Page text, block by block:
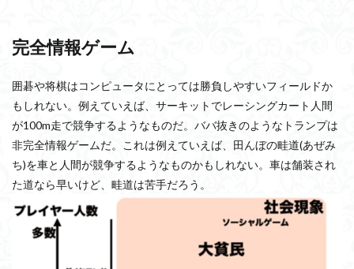
完全情報ゲーム
囲碁や将棋はコンピュータにとっては勝負しやすいフィールドか
もしれない。例えていえば、サーキットでレーシングカート人間
が100m走で競争するようなものだ。ババ抜きのようなトランプは
非完全情報ゲームだ。これは例えていえば、田んぼの畦道(あぜみ
ち)を車と人間が競争するようなものかもしれない。車は舗装され
た道なら早いけど、畦道は苦手だろう。